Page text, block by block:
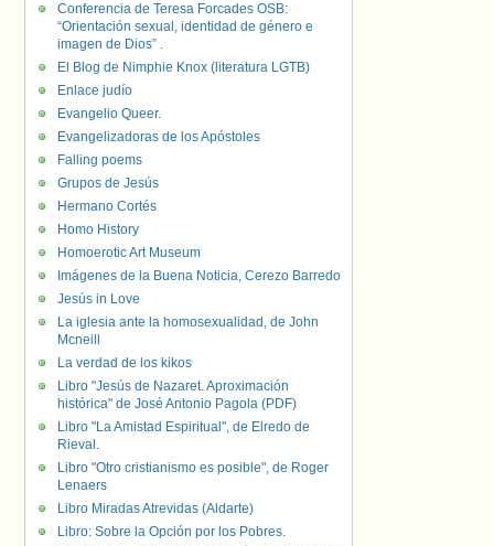
Conferencia de Teresa Forcades OSB:
“Orientación sexual, identidad de género e
imagen de Dios” .
El Blog de Nimphie Knox (literatura LGTB)
Enlace judío
Evangelio Queer.
Evangelizadoras de los Apóstoles
Falling poems
Grupos de Jesús
Hermano Cortés
Homo History
Homoerotic Art Museum
Imágenes de la Buena Noticia, Cerezo Barredo
Jesús in Love
La iglesia ante la homosexualidad, de John
Mcneill
La verdad de los kikos
Libro "Jesús de Nazaret. Aproximación
histórica" de José Antonio Pagola (PDF)
Libro "La Amistad Espiritual", de Elredo de
Rieval.
Libro "Otro cristianismo es posible", de Roger
Lenaers
Libro Miradas Atrevidas (Aldarte)
Libro: Sobre la Opción por los Pobres.